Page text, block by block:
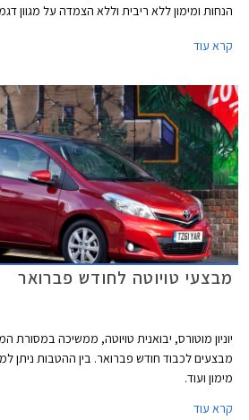
הנחות ומימון ללא ריבית וללא הצמדה על מגוון
קרא עוד
מבצעי טויוטה לחודש פברואר
יוניון מוטורס, יבואנית טויוטה, ממשיכה
מבצעים לכבוד חודש פברואר. בין ההטבות ניתן
מימון ועוד.
קרא עוד